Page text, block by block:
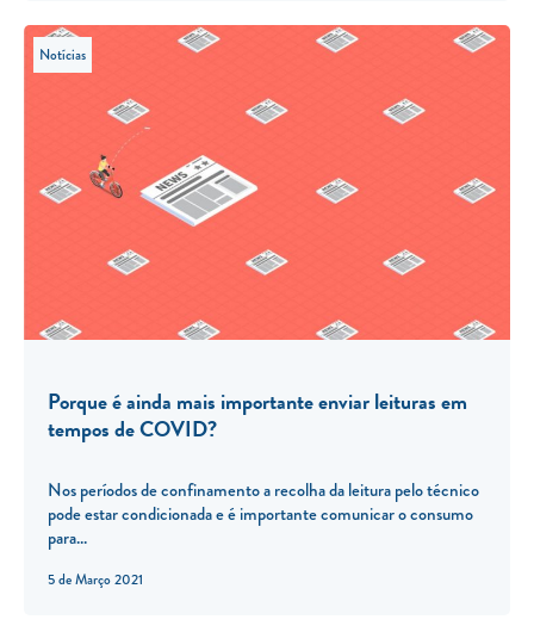
5 de Março 2021
Notícias
Porque é ainda mais importante enviar leituras em
tempos de COVID?
Nos períodos de confinamento a recolha da leitura pelo técnico
pode estar condicionada e é importante comunicar o consumo
para...